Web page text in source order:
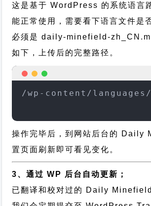
这是基于 WordPress 的系统语言
能正常使用，需要看下语言文件是
必须是 daily-minefield-
如下，上传后的完整路径。
/wp-content/
操作完毕后，到网站后台的 Daily
置页面刷新即可看见变化。
3、通过 WP 后台自动更新；
已翻译和校对过的 Daily